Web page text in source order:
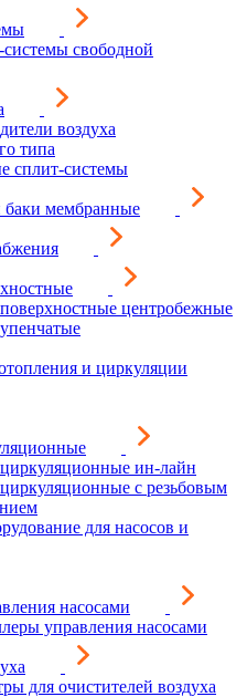
свободной
воздуха
типа
сплит-системы
баки мембранные
центробежные
и циркуляции
ин-лайн
с резьбовым
для насосов и
насосами
управления насосами
для очистителей воздуха